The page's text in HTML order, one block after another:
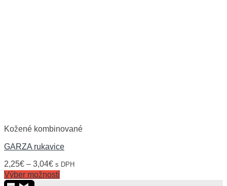
Kožené kombinované
GARZA rukavice
2,25€ – 3,04€ s DPH
Výber možností